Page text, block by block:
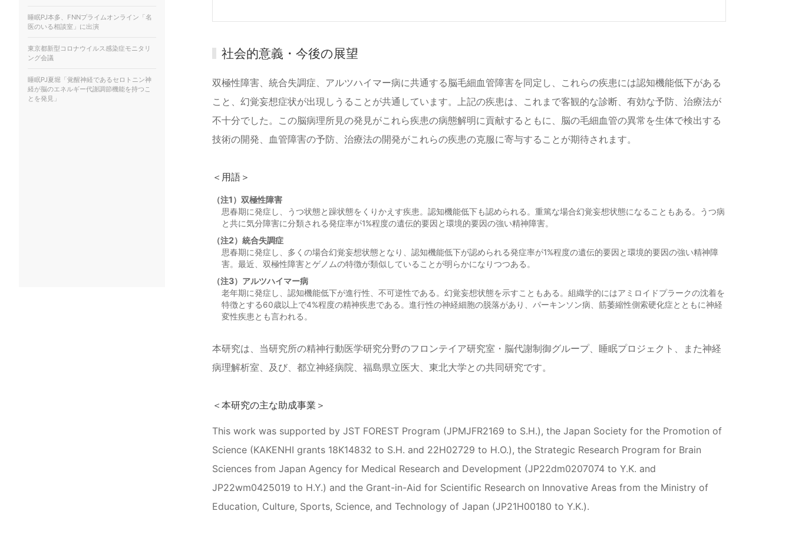
睡眠PJ本多、FNNプライムオンライン「名
医のいる相談室」に出演
東京都新型コロナウイルス感染症モニタリ
ング会議
睡眠PJ夏堀「覚醒神経であるセロトニン神
経が脳のエネルギー代謝調節機能を持つこ
とを発見」
社会的意義・今後の展望
双極性障害、統合失調症、アルツハイマー病に共通する脳毛細血管障害を同定し、これらの疾患には認知機能低下がある
こと、幻覚妄想症状が出現しうることが共通しています。上記の疾患は、これまで客観的な診断、有効な予防、治療法が
不十分でした。この脳病理所見の発見がこれら疾患の病態解明に貢献するともに、脳の毛細血管の異常を生体で検出する
技術の開発、血管障害の予防、治療法の開発がこれらの疾患の克服に寄与することが期待されます。
＜用語＞
（注1）双極性障害
思春期に発症し、うつ状態と躁状態をくりかえす疾患。認知機能低下も認められる。重篤な場合幻覚妄想状態になることもある。うつ病
と共に気分障害に分類される発症率が1%程度の遺伝的要因と環境的要因の強い精神障害。
（注2）統合失調症
思春期に発症し、多くの場合幻覚妄想状態となり、認知機能低下が認められる発症率が1%程度の遺伝的要因と環境的要因の強い精神障
害。最近、双極性障害とゲノムの特徴が類似していることが明らかになりつつある。
（注3）アルツハイマー病
老年期に発症し、認知機能低下が進行性、不可逆性である。幻覚妄想状態を示すこともある。組織学的にはアミロイドプラークの沈着を
特徴とする60歳以上で4%程度の精神疾患である。進行性の神経細胞の脱落があり、パーキンソン病、筋萎縮性側索硬化症とともに神経
変性疾患とも言われる。
本研究は、当研究所の精神行動医学研究分野のフロンテイア研究室・脳代謝制御グループ、睡眠プロジェクト、また神経
病理解析室、及び、都立神経病院、福島県立医大、東北大学との共同研究です。
＜本研究の主な助成事業＞
This work was supported by JST FOREST Program (JPMJFR2169 to S.H.), the Japan Society for the Promotion of
Science (KAKENHI grants 18K14832 to S.H. and 22H02729 to H.O.), the Strategic Research Program for Brain
Sciences from Japan Agency for Medical Research and Development (JP22dm0207074 to Y.K. and
JP22wm0425019 to H.Y.) and the Grant-in-Aid for Scientific Research on Innovative Areas from the Ministry of
Education, Culture, Sports, Science, and Technology of Japan (JP21H00180 to Y.K.).